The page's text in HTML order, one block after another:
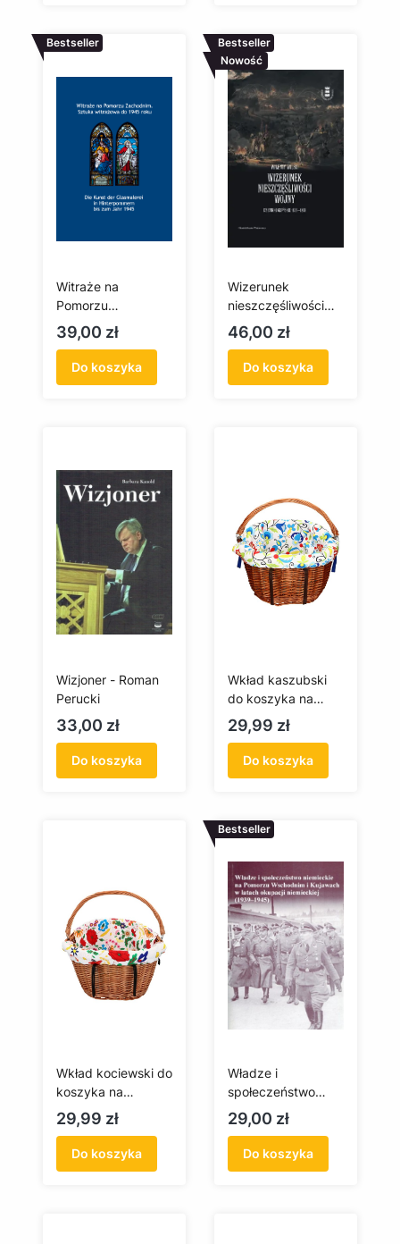
Bestseller
Witraże na
Pomorzu
Zachodnim. Sztuka
witrażowa do 1945
roku
Cena
39,00 zł
Do koszyka
Bestseller
Nowość
Wizerunek
nieszczęśliwości
wojny. Dzienniki
gdańskie 1806-
1808
Cena
46,00 zł
Do koszyka
Wizjoner - Roman
Perucki
Cena
33,00 zł
Do koszyka
Wkład kaszubski
do koszyka na
zakupy/rower
Cena
29,99 zł
Do koszyka
Wkład kociewski do
koszyka na
zakupy/rower
(biały)
Cena
29,99 zł
Do koszyka
Bestseller
Władze i
społeczeństwo
niemieckie na
Pomorzu
Wschodnim i
Kujawach w latach
Cena
29,00 zł
Do koszyka